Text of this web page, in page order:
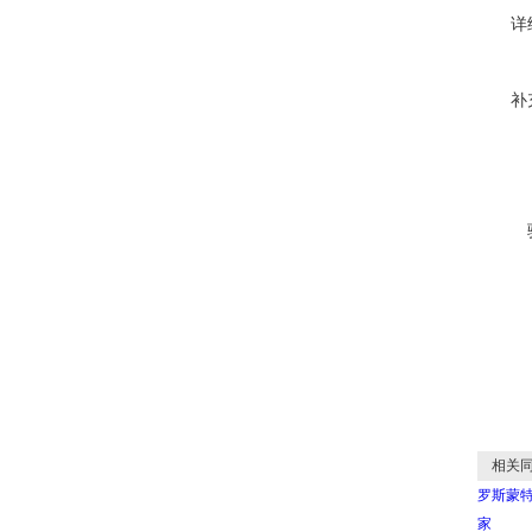
详
补
相关同
罗斯蒙
家